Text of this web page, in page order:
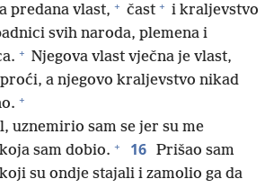
predana vlast, + čast + i kraljevstvo
svih naroda, plemena i
+ Njegova vlast vječna je vlast,
a njegovo kraljevstvo nikad
+
uznemirio sam se jer su me
sam dobio. + 16 Prišao sam
su ondje stajali i zamolio ga da